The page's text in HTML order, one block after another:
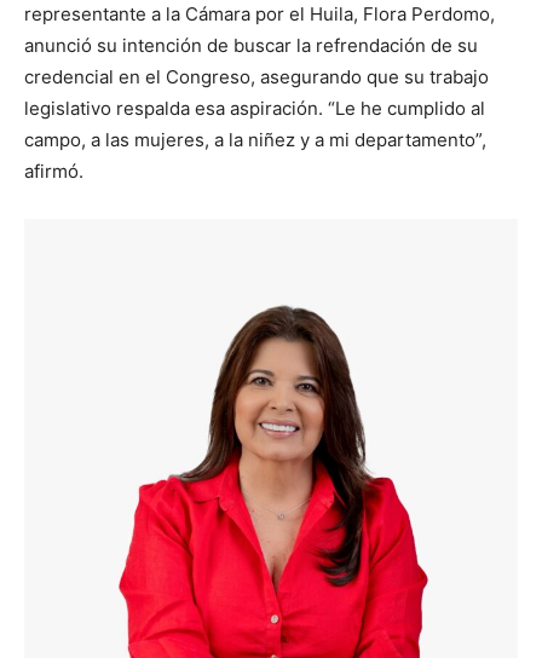
representante a la Cámara por el Huila, Flora Perdomo,
anunció su intención de buscar la refrendación de su
credencial en el Congreso, asegurando que su trabajo
legislativo respalda esa aspiración. “Le he cumplido al
campo, a las mujeres, a la niñez y a mi departamento”,
afirmó.